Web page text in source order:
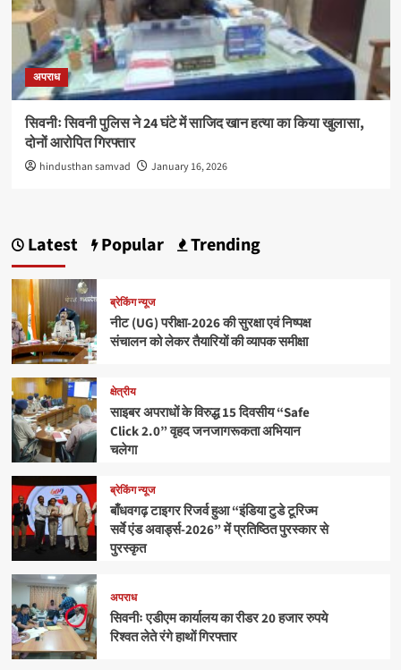
अपराध
सिवनीः सिवनी पुलिस ने 24 घंटे में साजिद खान हत्या का किया खुलासा,
दोनों आरोपित गिरफ्तार
hindusthan samvad January 16, 2026
Latest Popular Trending
ब्रेकिंग न्यूज
नीट (UG) परीक्षा-2026 की सुरक्षा एवं निष्पक्ष
संचालन को लेकर तैयारियों की व्यापक समीक्षा
क्षेत्रीय
साइबर अपराधों के विरुद्ध 15 दिवसीय “Safe
Click 2.0” वृहद जनजागरूकता अभियान
चलेगा
ब्रेकिंग न्यूज
बाँधवगढ़ टाइगर रिजर्व हुआ “इंडिया टुडे टूरिज्म
सर्वे एंड अवार्ड्स-2026” में प्रतिष्ठित पुरस्कार से
पुरस्कृत
अपराध
सिवनीः एडीएम कार्यालय का रीडर 20 हजार रुपये
रिश्वत लेते रंगे हाथों गिरफ्तार